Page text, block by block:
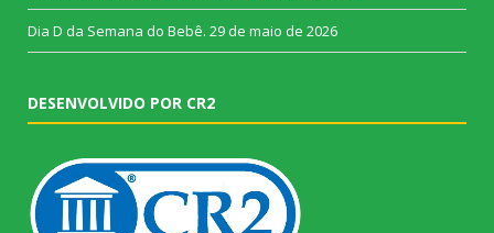
Dia D da Semana do Bebê. 29 de maio de 2026
DESENVOLVIDO POR CR2